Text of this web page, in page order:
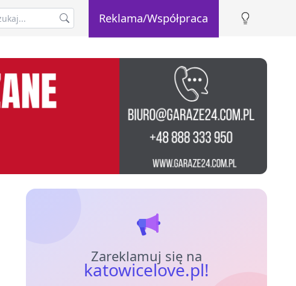
Reklama/Współpraca
Zareklamuj się na
katowicelove.pl!